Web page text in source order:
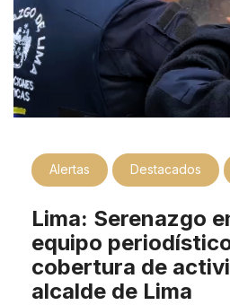
Alertas Destacados
Lima: Serenazgo
equipo
cobertura de
alcalde de Lima